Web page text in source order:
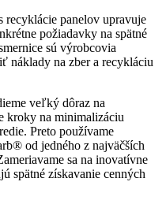
recyklácie panelov upravuje
požiadavky na spätné
sú výrobcovia
náklady na zber a recykláciu
veľký dôraz na
kroky na minimalizáciu
Preto používame
od jedného z najväčších
sa na inovatívne
spätné získavanie cenných